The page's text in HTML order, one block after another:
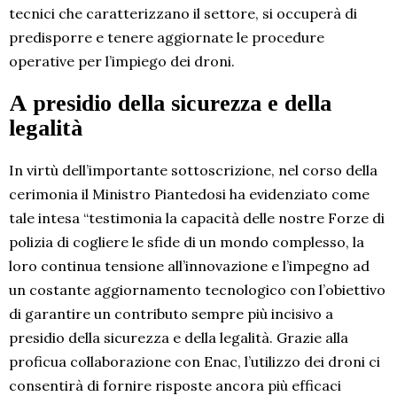
tecnici che caratterizzano il settore, si occuperà di
predisporre e tenere aggiornate le procedure
operative per l’impiego dei droni.
A presidio della sicurezza e della
legalità
In virtù dell’importante sottoscrizione, nel corso della
cerimonia il Ministro Piantedosi ha evidenziato come
tale intesa “testimonia la capacità delle nostre Forze di
polizia di cogliere le sfide di un mondo complesso, la
loro continua tensione all’innovazione e l’impegno ad
un costante aggiornamento tecnologico con l’obiettivo
di garantire un contributo sempre più incisivo a
presidio della sicurezza e della legalità. Grazie alla
proficua collaborazione con Enac, l’utilizzo dei droni ci
consentirà di fornire risposte ancora più efficaci